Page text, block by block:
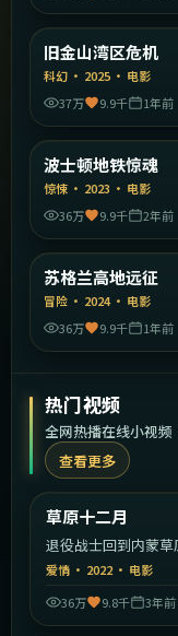
精选
旧金山湾区危机
科幻 · 2025 · 电影
37万
9.9千 1年前
精选
波士顿地铁惊魂
惊悚 · 2023 · 电影
36万
9.9千 2年前
精选
苏格兰高地远征
冒险 · 2024· 电影
36万
9.9千 1年前
热门视频
全网热播在线小视
查看更多
热门
草原十二月
退役战士回到内蒙
互救赎。
爱情 · 2022· 电影
36万
9.8千 3年前